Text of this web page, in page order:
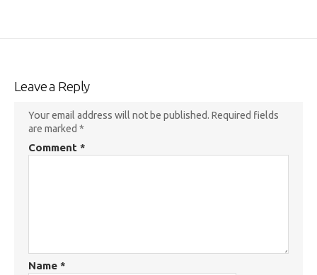
Leave a Reply
Your email address will not be published. Required fields
are marked *
Comment *
Name *